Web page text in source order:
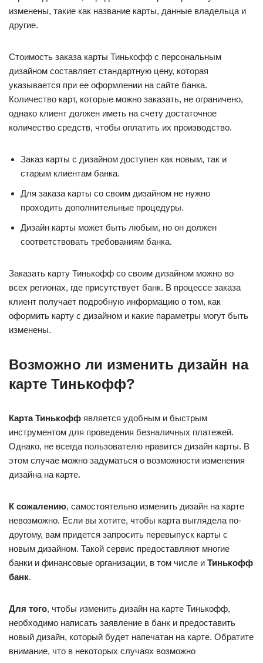
изменены, такие как название карты, данные владельца и
другие.
Стоимость заказа карты Тинькофф с персональным
дизайном составляет стандартную цену, которая
указывается при ее оформлении на сайте банка.
Количество карт, которые можно заказать, не ограничено,
однако клиент должен иметь на счету достаточное
количество средств, чтобы оплатить их производство.
Заказ карты с дизайном доступен как новым, так и
старым клиентам банка.
Для заказа карты со своим дизайном не нужно
проходить дополнительные процедуры.
Дизайн карты может быть любым, но он должен
соответствовать требованиям банка.
Заказать карту Тинькофф со своим дизайном можно во
всех регионах, где присутствует банк. В процессе заказа
клиент получает подробную информацию о том, как
оформить карту с дизайном и какие параметры могут быть
изменены.
Возможно ли изменить дизайн на
карте Тинькофф?
Карта Тинькофф является удобным и быстрым
инструментом для проведения безналичных платежей.
Однако, не всегда пользователю нравится дизайн карты. В
этом случае можно задуматься о возможности изменения
дизайна на карте.
К сожалению, самостоятельно изменить дизайн на карте
невозможно. Если вы хотите, чтобы карта выглядела по-
другому, вам придется запросить перевыпуск карты с
новым дизайном. Такой сервис предоставляют многие
банки и финансовые организации, в том числе и Тинькофф
банк.
Для того, чтобы изменить дизайн на карте Тинькофф,
необходимо написать заявление в банк и предоставить
новый дизайн, который будет напечатан на карте. Обратите
внимание, что в некоторых случаях возможно